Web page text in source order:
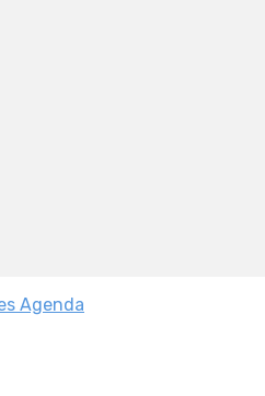
Agenda